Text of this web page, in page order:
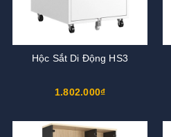
Hộc Sắt Di Động HS3
1.802.000₫